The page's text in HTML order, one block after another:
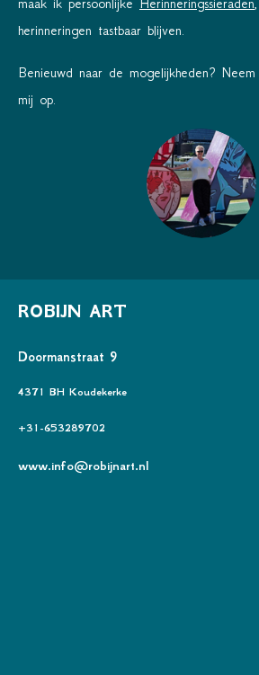
maak ik persoonlijke Herinneringssieraden
herinneringen tastbaar blijven.
Benieuwd naar de mogelijkheden?
mij op.
ROBIJN ART
Doormanstraat 9
4371 BH Koudekerke
+31-653289702
www.info@robijnart.nl